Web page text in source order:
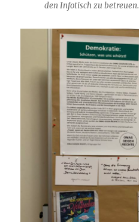
den Infotisch zu betreuen.